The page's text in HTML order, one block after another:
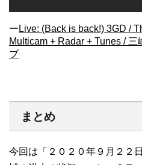
ー Live: (Back is back!) 3GD /
Multicam + Radar + Tunes /
ブ
まとめ
今回は「２０２０年９月２２